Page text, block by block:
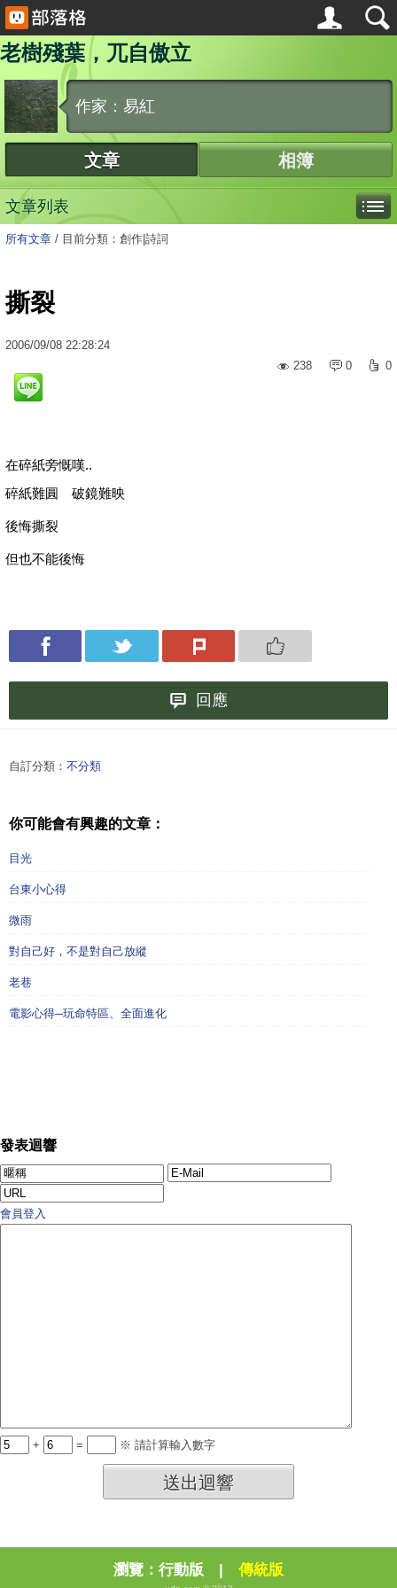
老樹殘葉，兀自傲立
作家：易紅
文章 相簿
文章列表
所有文章 / 目前分類：創作|詩詞
撕裂
2006/09/08 22:28:24
238
0 0
在碎紙旁慨嘆..
碎紙難圓 破鏡難映
後悔撕裂
但也不能後悔
回應
自訂分類： 不分類
你可能會有興趣的文章：
目光
台東小心得
微雨
對自己好，不是對自己放縱
老巷
電影心得─玩命特區、全面進化
發表迴響
會員登入
+ = ※ 請計算輸入數字
送出迴響
瀏覽： 行動版 | 傳統版